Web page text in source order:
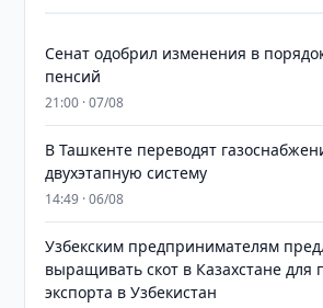
Сенат одобрил изменения в
пенсий
21:00 · 07/08
В Ташкенте переводят
двухэтапную систему
14:49 · 06/08
Узбекским предпринимателям
выращивать скот в Казахстане для
экспорта в Узбекистан